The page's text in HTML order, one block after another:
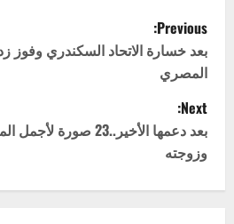
P
o
s
t
n
Previous:
بعد خسارة الاتحاد السكندري وفوز
المصري
Next:
بعد دعمها الأخير..23
وزوجته